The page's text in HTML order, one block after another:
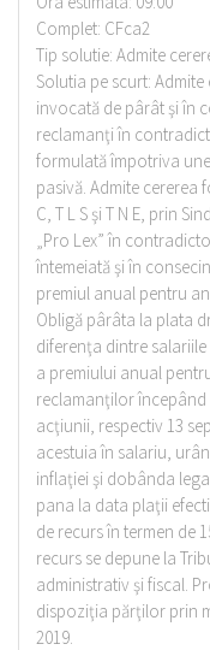
Complet: CFca2
Tip solutie: Admite
Solutia pe scurt:
invocată de pârât şi în
reclamanţi în
formulată împotriva
pasivă. Admite cererea
C, T L S şi T N E, prin
„Pro Lex” în
întemeiată şi în
premiul anual pentru
Obligă pârâta la plata
diferenţa dintre
a premiului anual
reclamanţilor
acţiunii, respectiv 13
acestuia în salariu,
inflaţiei şi dobânda
pana la data plaţii
de recurs în termen de
recurs se depune la
administrativ şi fiscal.
dispoziţia părţilor prin
2019.